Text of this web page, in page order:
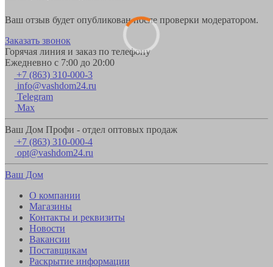
Ваш отзыв будет опубликован после проверки модератором.
Заказать звонок
Горячая линия и заказ по телефону
Ежедневно с 7:00 до 20:00
+7 (863) 310-000-3
info@vashdom24.ru
Telegram
Max
Ваш Дом Профи - отдел оптовых продаж
+7 (863) 310-000-4
opt@vashdom24.ru
Ваш Дом
О компании
Магазины
Контакты и реквизиты
Новости
Вакансии
Поставщикам
Раскрытие информации